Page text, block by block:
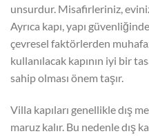
unsurdur. Misafirleriniz,
Ayrıca kapı, yapı
çevresel faktörlerden
kullanılacak kapının iyi bir
sahip olması önem taşır.
Villa kapıları genellikle dış
maruz kalır. Bu nedenle dış